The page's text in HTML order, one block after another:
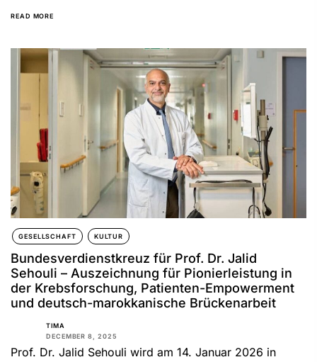
READ MORE
GESELLSCHAFT KULTUR
Bundesverdienstkreuz für Prof. Dr. Jalid
Sehouli – Auszeichnung für Pionierleistung in
der Krebsforschung, Patienten-Empowerment
und deutsch-marokkanische Brückenarbeit
TIMA
DECEMBER 8, 2025
Prof. Dr. Jalid Sehouli wird am 14. Januar 2026 in